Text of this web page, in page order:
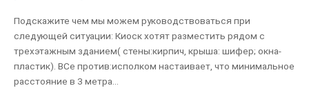
Подскажите чем мы можем руководствоваться при
следующей ситуации: Киоск хотят разместить рядом с
трехэтажным зданием( стены:кирпич, крыша: шифер; окна-
пластик). ВСе против:исполком настаивает, что минимальное
расстояние в 3 метра...